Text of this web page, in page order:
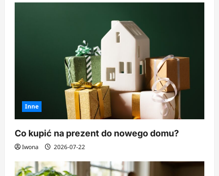
Inne
Co kupić na prezent do nowego domu?
Iwona 2026-07-22